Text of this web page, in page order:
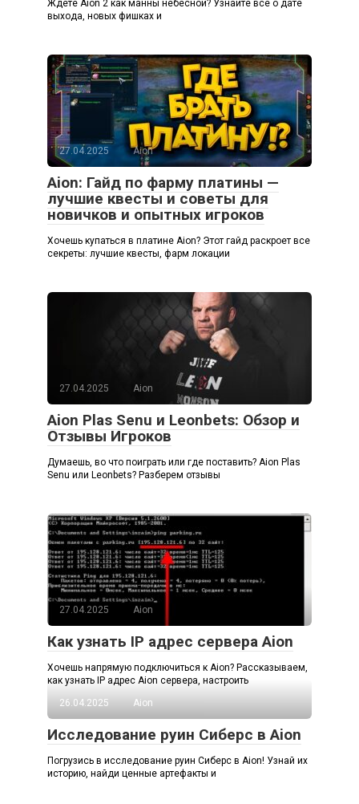
Ждете Aion 2 как манны небесной? Узнайте все о дате
выхода, новых фишках и
27.04.2025 Aion
Aion: Гайд по фарму платины —
лучшие квесты и советы для
новичков и опытных игроков
Хочешь купаться в платине Aion? Этот гайд раскроет все
секреты: лучшие квесты, фарм локации
27.04.2025 Aion
Aion Plas Senu и Leonbets: Обзор и
Отзывы Игроков
Думаешь, во что поиграть или где поставить? Aion Plas
Senu или Leonbets? Разберем отзывы
27.04.2025 Aion
Как узнать IP адрес сервера Aion
Хочешь напрямую подключиться к Aion? Рассказываем,
как узнать IP адрес Aion сервера, настроить
26.04.2025
Aion
Исследование руин Сиберс в Aion
Погрузись в исследование руин Сиберс в Aion! Узнай их
историю, найди ценные артефакты и